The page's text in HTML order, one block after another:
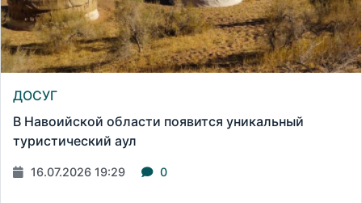
ДОСУГ
В Навоийской области появится уникальный
туристический аул
16.07.2026 19:29 0